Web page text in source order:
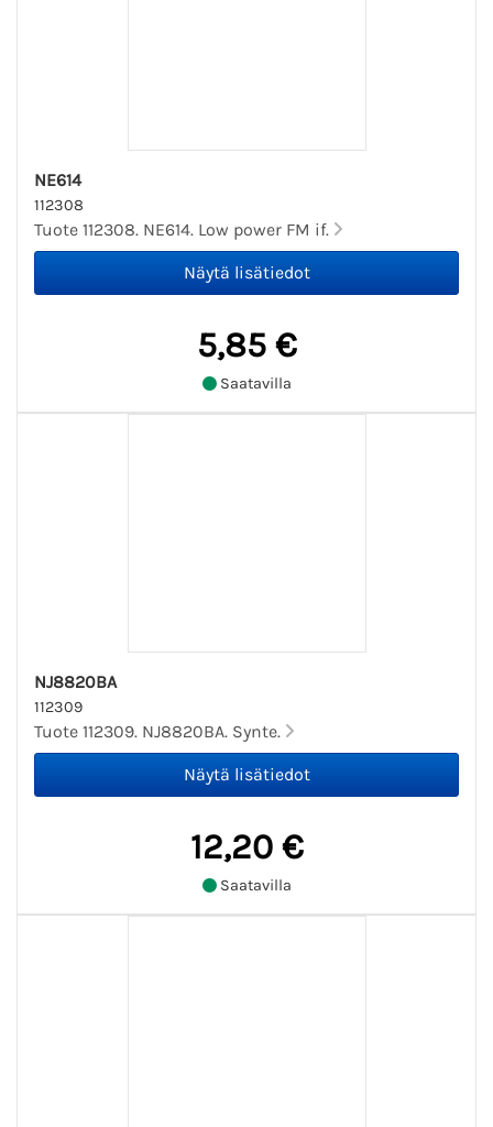
NE614
112308
Tuote 112308. NE614. Low power FM if.
5,85 €
Saatavilla
NJ8820BA
112309
Tuote 112309. NJ8820BA. Synte.
12,20 €
Saatavilla